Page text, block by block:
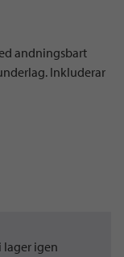
andningsbart
Inkluderar
lager igen